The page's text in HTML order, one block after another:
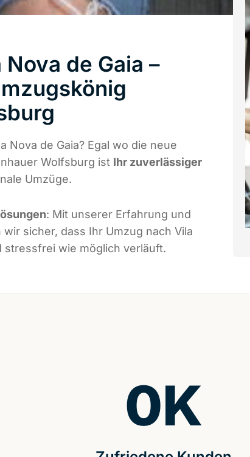
de Gaia –
Nova de Gaia? Egal wo die neue
Wolfsburg ist Ihr zuverlässiger
Umzüge.
: Mit unserer Erfahrung und
sicher, dass Ihr Umzug nach Vila
stressfrei wie möglich verläuft.
0K